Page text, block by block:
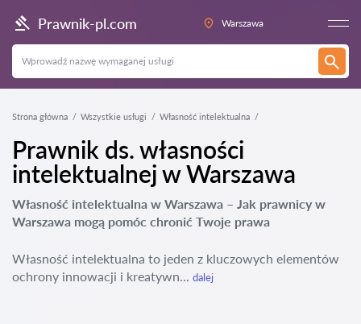
Prawnik-pl.com Warszawa
Strona główna Wszystkie usługi Własność intelektualna
Prawnik ds. własności
intelektualnej w Warszawa
Własność intelektualna w Warszawa – Jak prawnicy w
Warszawa mogą pomóc chronić Twoje prawa
Własność intelektualna to jeden z kluczowych elementów
ochrony innowacji i kreatywn... dalej